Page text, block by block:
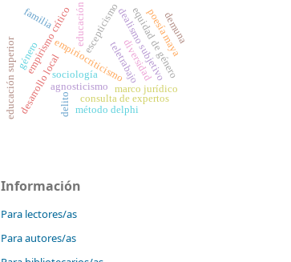
empiriocriticismo
empirismo crítico dealismo subjetivo
escepticismo
agnosticismo marco jurídico
teletrabajo
desarrollo localsociología
consulta de expertos
educación
familia
método delphi
educación superior equidad de género
diversidad
poesía maya
género
demuna
delito
Información
Para lectores/as
Para autores/as